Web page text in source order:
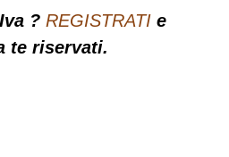
? REGISTRATI e
te riservati.